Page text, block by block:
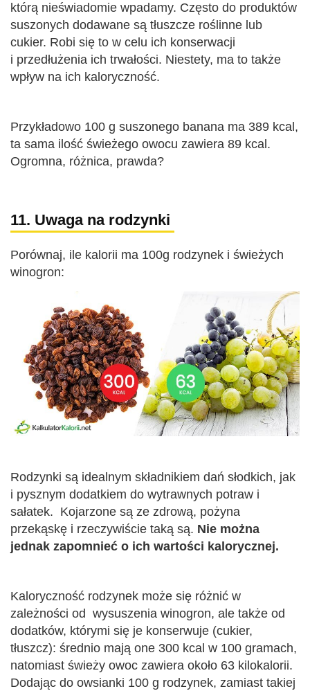
którą nieświadomie wpadamy. Często do produktów
suszonych dodawane są tłuszcze roślinne lub
cukier. Robi się to w celu ich konserwacji
i przedłużenia ich trwałości. Niestety, ma to także
wpływ na ich kaloryczność.
Przykładowo 100 g suszonego banana ma 389 kcal,
ta sama ilość świeżego owocu zawiera 89 kcal.
Ogromna, różnica, prawda?
11. Uwaga na rodzynki
Porównaj, ile kalorii ma 100g rodzynek i świeżych
winogron:
Rodzynki są idealnym składnikiem dań słodkich, jak
i pysznym dodatkiem do wytrawnych potraw i
sałatek. Kojarzone są ze zdrową, pożyna
przekąskę i rzeczywiście taką są. Nie można
jednak zapomnieć o ich wartości kalorycznej.
Kaloryczność rodzynek może się różnić w
zależności od wysuszenia winogron, ale także od
dodatków, którymi się je konserwuje (cukier,
tłuszcz): średnio mają one 300 kcal w 100 gramach,
natomiast świeży owoc zawiera około 63 kilokalorii.
Dodając do owsianki 100 g rodzynek, zamiast takiej